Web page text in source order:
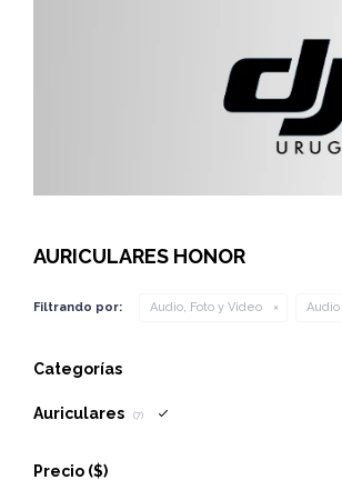
AURICULARES HONOR
Filtrando por: Audio, Foto y Video Audio
Categorías
Auriculares (7)
Precio ($)